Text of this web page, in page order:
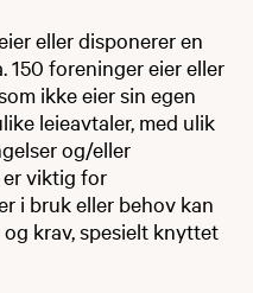
eller disponerer en
150 foreninger eier eller
ikke eier sin egen
leieavtaler, med ulik
og/eller
er viktig for
i bruk eller behov kan
krav, spesielt knyttet